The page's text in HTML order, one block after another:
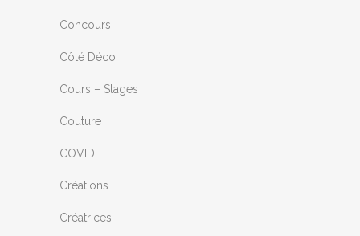
Concours
Côté Déco
Cours – Stages
Couture
COVID
Créations
Créatrices